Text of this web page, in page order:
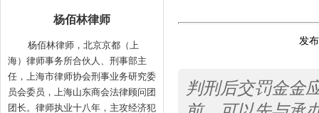
杨佰林律师
杨佰林律师，北京京都（上
海）律师事务所合伙人、刑事部主
任，上海市律师协会刑事业务研究委
员会委员，上海山东商会法律顾问团
团长。律师执业十八年，主攻经济犯
发
判刑后交罚金金